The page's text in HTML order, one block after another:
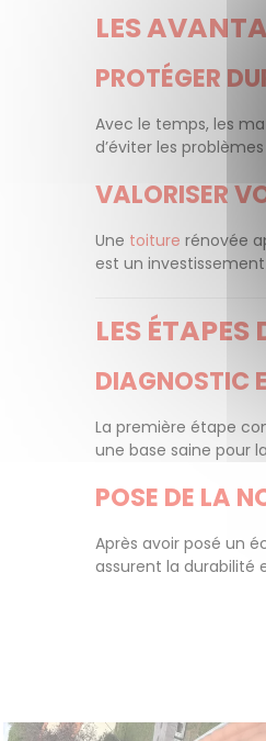
LES
PROTÉGER
Avec le temps, les
d’éviter les problèmes
VALORISER
Une toiture rénovée
est un
LES ÉTAPES
DIAGNOSTIC
La première étape
une base saine pour
POSE DE LA
Après avoir posé un
assurent la durabilité